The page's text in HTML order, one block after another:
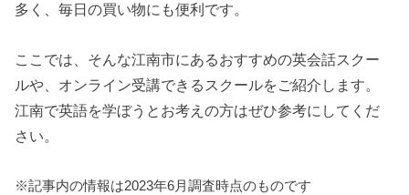
多く、毎日の買い物にも便利です。
ここでは、そんな江南市にあるおすすめの英会話スクー
ルや、オンライン受講できるスクールをご紹介します。
江南で英語を学ぼうとお考えの方はぜひ参考にしてくだ
さい。
※記事内の情報は2023年6月調査時点のものです